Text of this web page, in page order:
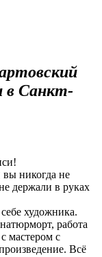
в Санкт-
никогда не
держали в руках
художника.
работа
мастером с
Всё